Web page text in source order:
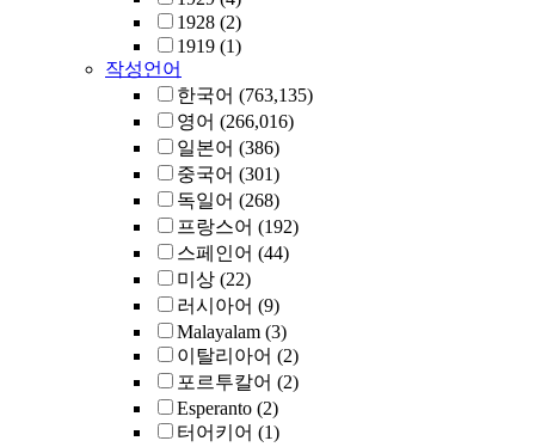
1928 (2)
1919 (1)
작성언어
한국어 (763,135)
영어 (266,016)
일본어 (386)
중국어 (301)
독일어 (268)
프랑스어 (192)
스페인어 (44)
미상 (22)
러시아어 (9)
Malayalam (3)
이탈리아어 (2)
포르투칼어 (2)
Esperanto (2)
터어키어 (1)